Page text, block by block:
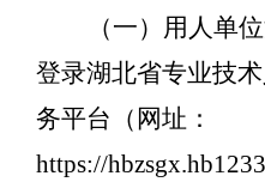
（一） 用人单位
登录湖北省专业技
务平台（网址：
https://